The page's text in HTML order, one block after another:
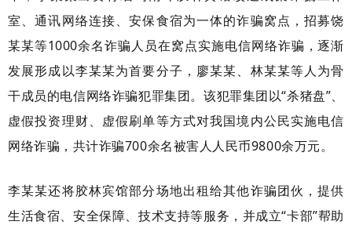
室、通讯网络连接、安保食宿为一体的诈骗窝点，招募饶
某某等1000余名诈骗人员在窝点实施电信网络诈骗，逐渐
发展形成以李某某为首要分子，廖某某、林某某等人为骨
干成员的电信网络诈骗犯罪集团。该犯罪集团以“杀猪盘”、
虚假投资理财、虚假刷单等方式对我国境内公民实施电信
网络诈骗，共计诈骗700余名被害人人民币9800余万元。
李某某还将胶林宾馆部分场地出租给其他诈骗团伙，提供
生活食宿、安全保障、技术支持等服务，并成立“卡部”帮助